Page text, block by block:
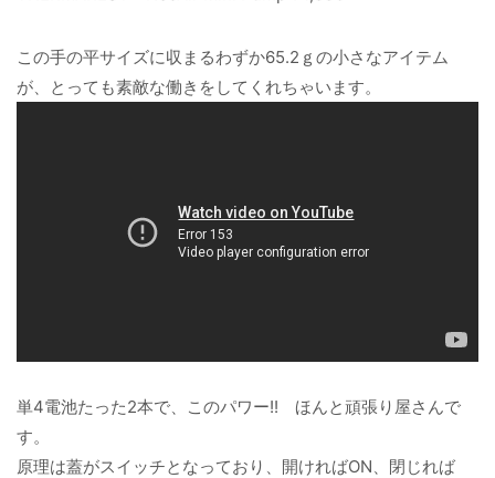
この手の平サイズに収まるわずか65.2ｇの小さなアイテム
が、とっても素敵な働きをしてくれちゃいます。
単4電池たった2本で、このパワー!! ほんと頑張り屋さんで
す。
原理は蓋がスイッチとなっており、開ければON、閉じれば